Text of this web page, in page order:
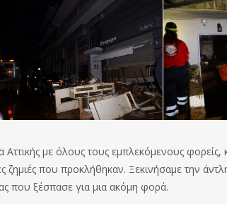
με όλους τους εμπλεκόμενους φορείς,
που προκλήθηκαν. Ξεκινήσαμε την
που ξέσπασε για μια ακόμη φορά.